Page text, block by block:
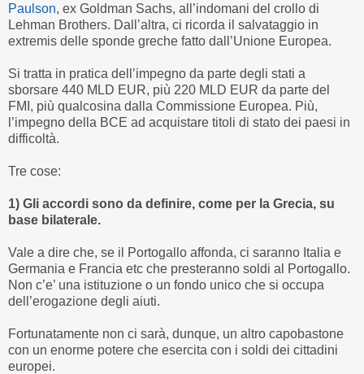
Paulson, ex Goldman Sachs, all’indomani del crollo di
Lehman Brothers. Dall’altra, ci ricorda il salvataggio in
extremis delle sponde greche fatto dall’Unione Europea.
Si tratta in pratica dell’impegno da parte degli stati a
sborsare 440 MLD EUR, più 220 MLD EUR da parte del
FMI, più qualcosina dalla Commissione Europea. Più,
l’impegno della BCE ad acquistare titoli di stato dei paesi in
difficoltà.
Tre cose:
1) Gli accordi sono da definire, come per la Grecia, su
base bilaterale.
Vale a dire che, se il Portogallo affonda, ci saranno Italia e
Germania e Francia etc che presteranno soldi al Portogallo.
Non c’e’ una istituzione o un fondo unico che si occupa
dell’erogazione degli aiuti.
Fortunatamente non ci sarà, dunque, un altro capobastone
con un enorme potere che esercita con i soldi dei cittadini
europei.